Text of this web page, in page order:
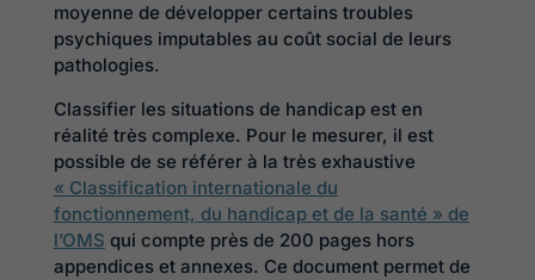
moyenne de développer certains troubles
psychiques imputables au coût social de leurs
pathologies.
Classifier les situations de handicap est en
réalité très complexe. Pour le mesurer, il est
possible de se référer à la très exhaustive
« Classification internationale du
fonctionnement, du handicap et de la santé » de
l’OMS qui compte près de 200 pages hors
appendices et annexes. Ce document permet de